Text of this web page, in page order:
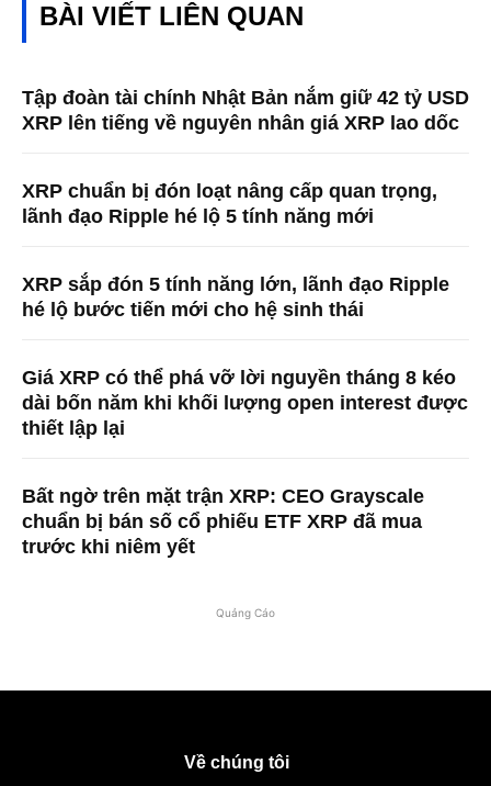
BÀI VIẾT LIÊN QUAN
Tập đoàn tài chính Nhật Bản nắm giữ 42 tỷ USD
XRP lên tiếng về nguyên nhân giá XRP lao dốc
XRP chuẩn bị đón loạt nâng cấp quan trọng,
lãnh đạo Ripple hé lộ 5 tính năng mới
XRP sắp đón 5 tính năng lớn, lãnh đạo Ripple
hé lộ bước tiến mới cho hệ sinh thái
Giá XRP có thể phá vỡ lời nguyền tháng 8 kéo
dài bốn năm khi khối lượng open interest được
thiết lập lại
Bất ngờ trên mặt trận XRP: CEO Grayscale
chuẩn bị bán số cổ phiếu ETF XRP đã mua
trước khi niêm yết
Quảng Cáo
Về chúng tôi